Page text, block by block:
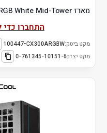
מארז Antec CX300 ARGB White Mid-Tower
התחברו כדי
מקט ביטק:100447-CX300ARGBW
מקט יצרן:0-761345-10151-6